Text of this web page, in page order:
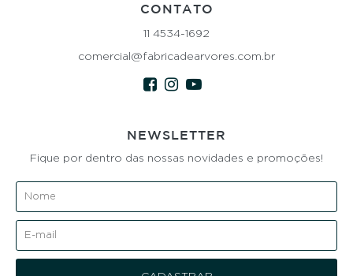
CONTATO
11 4534-1692
comercial@fabricadearvores.com.br
NEWSLETTER
Fique por dentro das nossas novidades e promoções!